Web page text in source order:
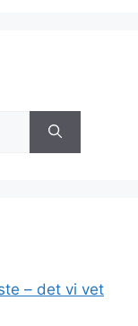
– det vi vet